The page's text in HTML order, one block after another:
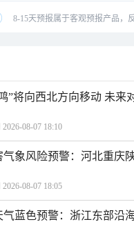
8-15天预报属于客观预报产品，
”将向西北方向移动 未来
08-07 18:10
气象风险预警：河北重庆
08-07 18:05
气蓝色预警：浙江东部沿